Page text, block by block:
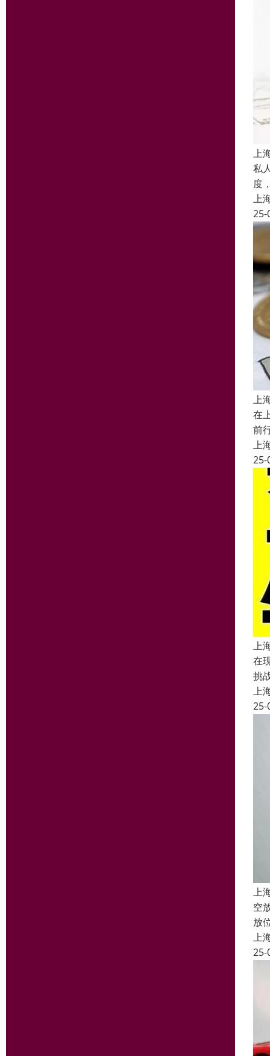
上
私
度
上
25-
上
在
前
上
25-
上
在
挑
上
25-
上
空
放
上
25-